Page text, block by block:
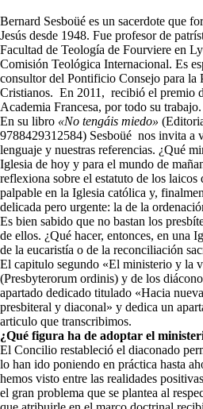
Bernard Sesboüé es un sacerdote que
Jesús desde 1948. Fue profesor de
Facultad de Teología de Fourviere en
Comisión Teológica Internacional. Es
consultor del Pontificio Consejo para la
Cristianos. En 2011, recibió el premio
Academia Francesa, por todo su trabajo.
En su libro «No tengáis miedo»
9788429312584) Sesboüé nos invita a
lenguaje y nuestras referencias. ¿Qué
Iglesia de hoy y para el mundo de
reflexiona sobre el estatuto de los
palpable en la Iglesia católica y,
delicada pero urgente: la de la
Es bien sabido que no bastan los
de ellos. ¿Qué hacer, entonces, en una
de la eucaristía o de la reconciliación
El capitulo segundo «El ministerio y la
(Presbyterorum ordinis) y de los
apartado dedicado titulado «Hacia
presbiteral y diaconal» y dedica un
articulo que transcribimos.
¿Qué figura ha de adoptar el
El Concilio restableció el diaconado
lo han ido poniendo en práctica hasta
hemos visto entre las realidades
el gran problema que se plantea al